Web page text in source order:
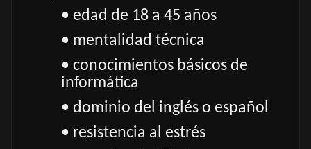
• edad de 18 a 45 años
• mentalidad técnica
• conocimientos básicos de
informática
• dominio del inglés o español
• resistencia al estrés